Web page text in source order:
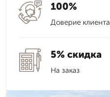
100%
Доверие клиента
5% скидка
На заказ